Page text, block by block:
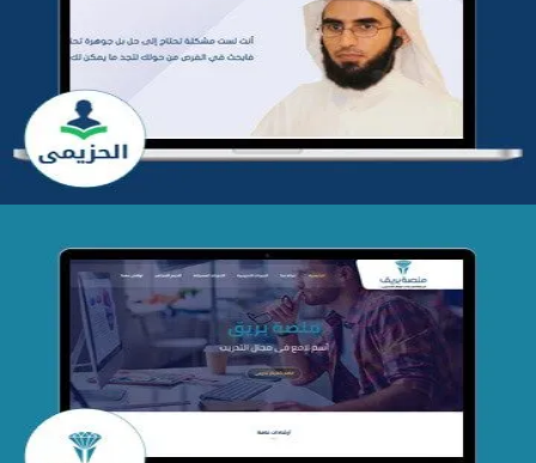
تطوير موقع المدرب ياسر الحزيمي
التفاصيل
تصميم منصة بريق
التفاصيل